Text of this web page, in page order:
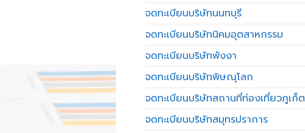
จดทะเบียนบริษัทนนทบุรี
จดทะเบียนบริษัทนิคมอุตสาหกรรม
จดทะเบียนบริษัทพังงา
จดทะเบียนบริษัทพิษณุโลก
จดทะเบียนบริษัทสถานที่ท่องเที่ยวภูเก็ต
จดทะเบียนบริษัทสมุทรปราการ